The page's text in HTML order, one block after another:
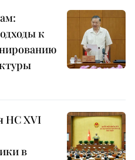
к
НС XVI
в